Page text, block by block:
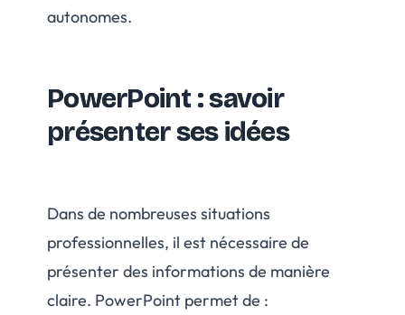
autonomes.
PowerPoint : savoir
présenter ses idées
Dans de nombreuses situations
professionnelles, il est nécessaire de
présenter des informations de manière
claire. PowerPoint permet de :